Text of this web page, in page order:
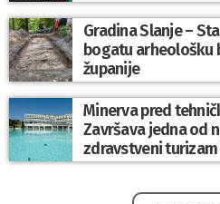
Gradina Slanje –
bogatu arheološku
županije
Minerva pred
Završava jedna od
zdravstveni turizam